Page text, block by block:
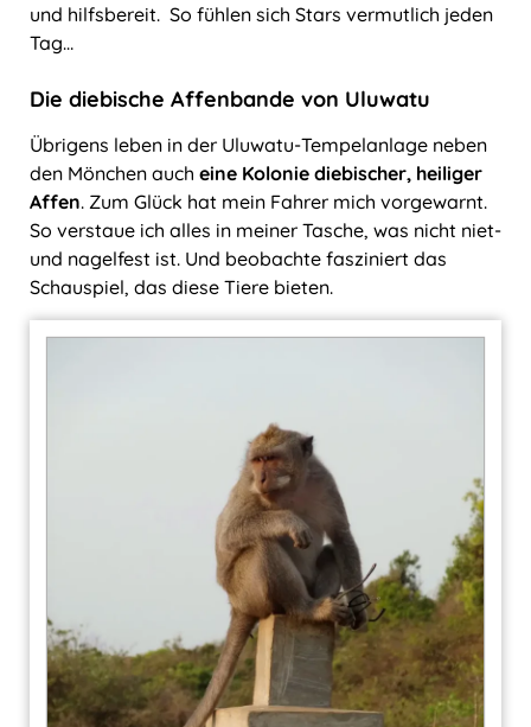
und hilfsbereit. So fühlen sich Stars vermutlich jeden
Tag…
Die diebische Affenbande von Uluwatu
Übrigens leben in der Uluwatu-Tempelanlage neben
den Mönchen auch eine Kolonie diebischer, heiliger
Affen. Zum Glück hat mein Fahrer mich vorgewarnt.
So verstaue ich alles in meiner Tasche, was nicht niet-
und nagelfest ist. Und beobachte fasziniert das
Schauspiel, das diese Tiere bieten.